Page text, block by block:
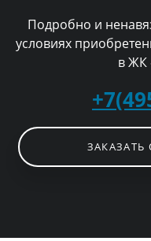
Подробно и
условиях
в ЖК